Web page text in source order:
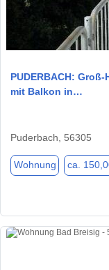
PUDERBACH:
mit Balkon in…
Puderbach, 56305
Wohnung ca.